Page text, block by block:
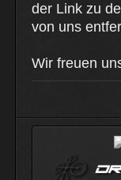
der Link zu
von uns
Wir freuen